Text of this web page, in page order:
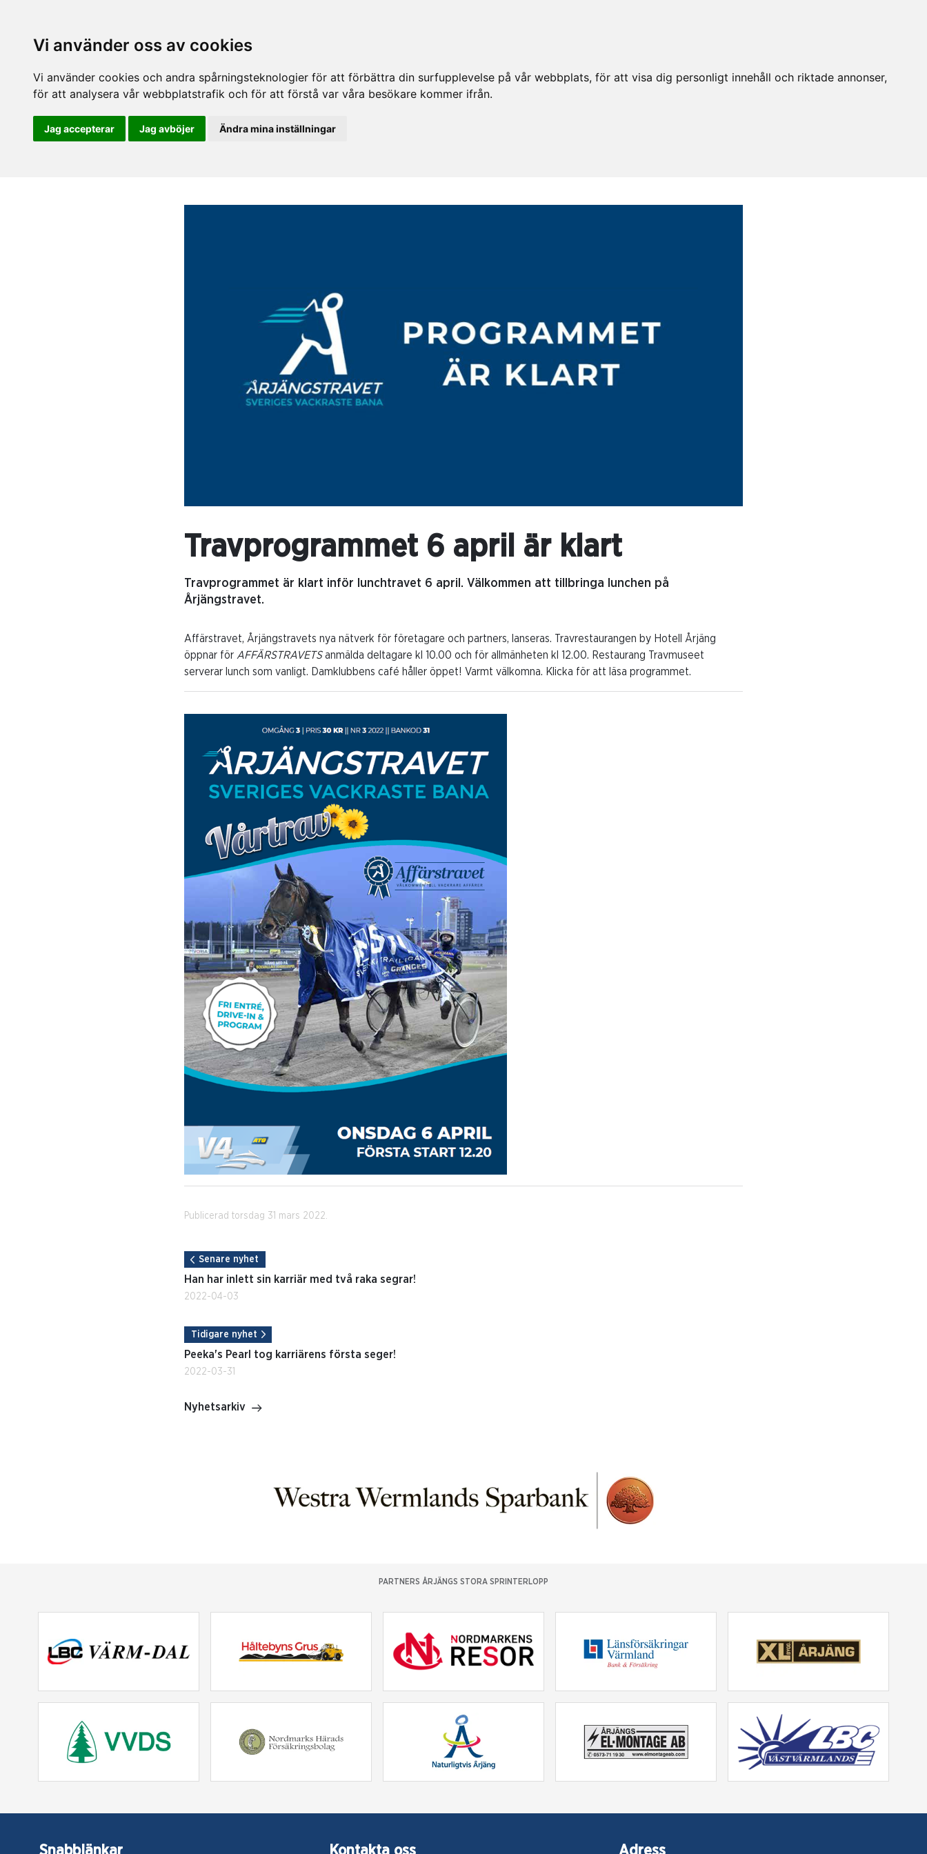
Vi använder oss av cookies
Vi använder cookies och andra spårningsteknologier för att förbättra din surfupplevelse på vår webbplats, för att visa dig personligt innehåll och riktade annonser,
för att analysera vår webbplatstrafik och för att förstå var våra besökare kommer ifrån.
Jag accepterar Jag avböjer Ändra mina inställningar
Travprogrammet 6 april är klart
Travprogrammet är klart inför lunchtravet 6 april. Välkommen att tillbringa lunchen på
Årjängstravet.
Affärstravet, Årjängstravets nya nätverk för företagare och partners, lanseras. Travrestaurangen by Hotell Årjäng
öppnar för AFFÄRSTRAVETSanmälda deltagare kl 10.00 och för allmänheten kl 12.00. Restaurang Travmuseet
serverar lunch som vanligt. Damklubbens café håller öppet! Varmt välkomna. Klicka för att läsa programmet.
Publicerad torsdag 31 mars 2022.
Senare nyhet
Han har inlett sin karriär med två raka segrar!
2022-04-03
Tidigare nyhet
Peeka's Pearl tog karriärens första seger!
2022-03-31
Nyhetsarkiv
PARTNERS ÅRJÄNGS STORA SPRINTERLOPP
Snabblänkar Kontakta oss Adress